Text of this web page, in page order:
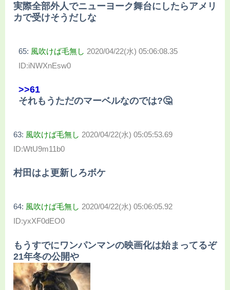
実際全部外人でニューヨーク舞台にしたらアメリ
カで受けそうだしな
65: 風吹けば毛無し 2020/04/22(水) 05:06:08.35
ID:iNWXnEsw0
>>61
それもうただのマーベルなのでは?🤔
63: 風吹けば毛無し 2020/04/22(水) 05:05:53.69
ID:WtU9m11b0
村田はよ更新しろボケ
64: 風吹けば毛無し 2020/04/22(水) 05:06:05.92
ID:yxXF0dEO0
もうすでにワンパンマンの映画化は始まってるぞ
21年冬の公開や